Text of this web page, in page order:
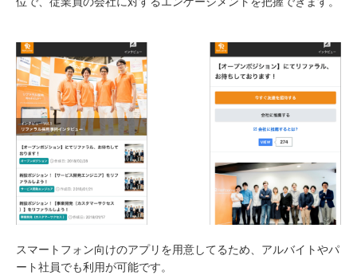
スマートフォン向けのアプリを用意してるため、アルバイトやパ
ート社員でも利用が可能です。